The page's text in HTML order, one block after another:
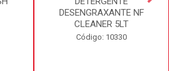
DESENGRAXANTE NF
CLEANER 5LT
Código: 10330